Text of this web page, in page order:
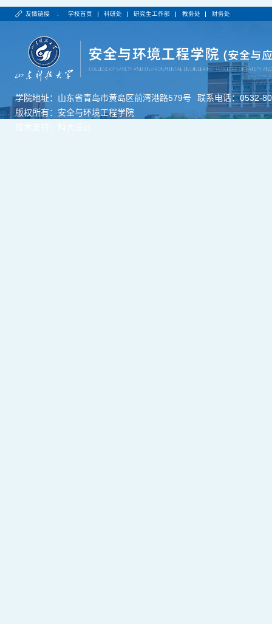
友情链接 : 学校首页 科研处 研究生工作部 教务处 财务处
学院地址：山东省青岛市黄岛区前湾港路579号
联系电话：0532-
版权所有：安全与环境工程学院